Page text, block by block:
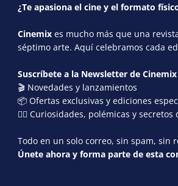
¿Te apasiona el cine y el formato
Cinemix es mucho más que una
séptimo arte. Aquí celebramos cada
Suscríbete a la Newsletter de Cinemix
🎬 Novedades y lanzamientos
📦 Ofertas exclusivas y ediciones
🕵️‍♂️ Curiosidades, polémicas y secretos
Todo en un solo correo, sin spam, sin
Únete ahora y forma parte de esta